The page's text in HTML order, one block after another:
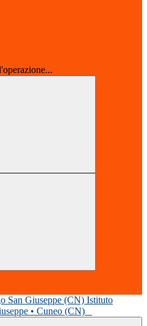
Istituto
• Cuneo (CN)